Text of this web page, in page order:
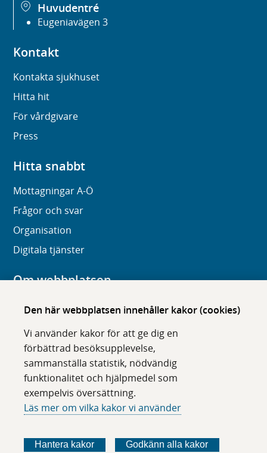
Den här webbplatsen innehåller kakor (cookies)
Vi använder kakor för att ge dig en
förbättrad besöksupplevelse,
sammanställa statistik, nödvändig
funktionalitet och hjälpmedel som
exempelvis översättning.
Läs mer om vilka kakor vi använder
Hantera kakor Godkänn alla kakor
Huvudentré
Eugeniavägen 3
Kontakt
Kontakta sjukhuset
Hitta hit
För vårdgivare
Press
Hitta snabbt
Mottagningar A-Ö
Frågor och svar
Organisation
Digitala tjänster
Om webbplatsen
Om karolinska.se
Tillgänglighet
Om cookies
Följ oss i sociala medier
ö
l
ö
l
ö
l